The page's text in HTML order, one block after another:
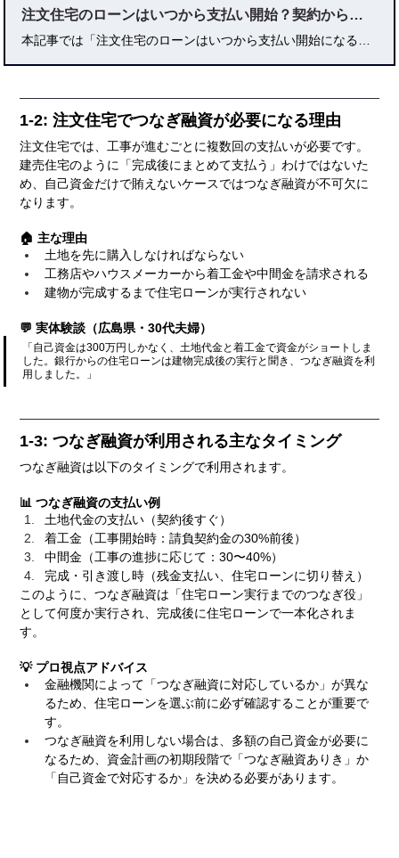
注文住宅のローンはいつから支払い開始？契約から引き渡しまで徹底解説
1-2: 注文住宅でつなぎ融資が必要になる理由
注文住宅では、工事が進むごとに複数回の支払いが必要です。
建売住宅のように「完成後にまとめて支払う」わけではないた
め、自己資金だけで賄えないケースではつなぎ融資が不可欠に
なります。
🏠 主な理由
土地を先に購入しなければならない
工務店やハウスメーカーから着工金や中間金を請求される
建物が完成するまで住宅ローンが実行されない
💬 実体験談（広島県・30代夫婦）
「自己資金は300万円しかなく、土地代金と着工金で資金がショートしま
した。銀行からの住宅ローンは建物完成後の実行と聞き、つなぎ融資を利
用しました。」
1-3: つなぎ融資が利用される主なタイミング
つなぎ融資は以下のタイミングで利用されます。
📊 つなぎ融資の支払い例
土地代金の支払い（契約後すぐ）
着工金（工事開始時：請負契約金の30%前後）
中間金（工事の進捗に応じて：30〜40%）
完成・引き渡し時（残金支払い、住宅ローンに切り替え）
このように、つなぎ融資は「住宅ローン実行までのつなぎ役」
として何度か実行され、完成後に住宅ローンで一本化されま
す。
💡 プロ視点アドバイス
金融機関によって「つなぎ融資に対応しているか」が異な
るため、住宅ローンを選ぶ前に必ず確認することが重要で
す。
つなぎ融資を利用しない場合は、多額の自己資金が必要に
なるため、資金計画の初期段階で「つなぎ融資ありき」か
「自己資金で対応するか」を決める必要があります。